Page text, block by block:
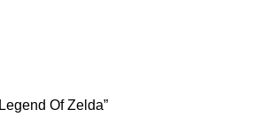
Of Zelda”